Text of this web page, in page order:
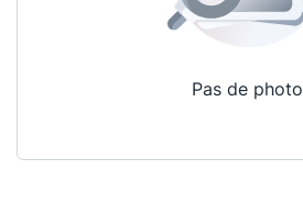
Pas de photo